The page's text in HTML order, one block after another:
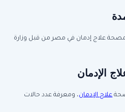
مصحة علاج إدمان في مصر من قبل وزارة
الإدمان
علاج الإدمان، ومعرفة عدد حالات